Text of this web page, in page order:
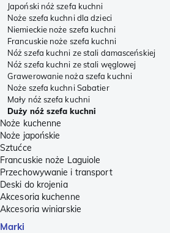
Japoński nóż szefa kuchni
Noże szefa kuchni dla dzieci
Niemieckie noże szefa kuchni
Francuskie noże szefa kuchni
Nóż szefa kuchni ze stali damasceńskiej
Nóż szefa kuchni ze stali węglowej
Grawerowanie noża szefa kuchni
Noże szefa kuchni Sabatier
Mały nóż szefa kuchni
Duży nóż szefa kuchni
Noże kuchenne
Noże japońskie
Sztućce
Francuskie noże Laguiole
Przechowywanie i transport
Deski do krojenia
Akcesoria kuchenne
Akcesoria winiarskie
Marki